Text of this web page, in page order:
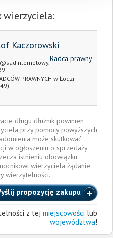
wierzyciela:
Kaczorowski
Radca prawny
PRAWNYCH w Łodzi
długu dłużnik powinien
przy pomocy powyższych
może skutkować
w ogłoszeniu o sprzedaży
istnieniu obowiązku
wierzyciela żądanie
wierzytelności.
propozycję zakupu
z tej miejscowości lub
województwa!